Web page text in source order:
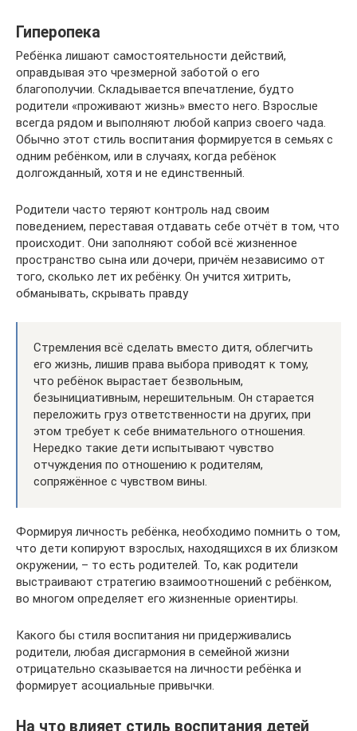
Гиперопека
Ребёнка лишают самостоятельности действий,
оправдывая это чрезмерной заботой о его
благополучии. Складывается впечатление, будто
родители «проживают жизнь» вместо него. Взрослые
всегда рядом и выполняют любой каприз своего чада.
Обычно этот стиль воспитания формируется в семьях с
одним ребёнком, или в случаях, когда ребёнок
долгожданный, хотя и не единственный.
Родители часто теряют контроль над своим
поведением, переставая отдавать себе отчёт в том, что
происходит. Они заполняют собой всё жизненное
пространство сына или дочери, причём независимо от
того, сколько лет их ребёнку. Он учится хитрить,
обманывать, скрывать правду
Стремления всё сделать вместо дитя, облегчить
его жизнь, лишив права выбора приводят к тому,
что ребёнок вырастает безвольным,
безынициативным, нерешительным. Он старается
переложить груз ответственности на других, при
этом требует к себе внимательного отношения.
Нередко такие дети испытывают чувство
отчуждения по отношению к родителям,
сопряжённое с чувством вины.
Формируя личность ребёнка, необходимо помнить о том,
что дети копируют взрослых, находящихся в их близком
окружении, – то есть родителей. То, как родители
выстраивают стратегию взаимоотношений с ребёнком,
во многом определяет его жизненные ориентиры.
Какого бы стиля воспитания ни придерживались
родители, любая дисгармония в семейной жизни
отрицательно сказывается на личности ребёнка и
формирует асоциальные привычки.
На что влияет стиль воспитания детей